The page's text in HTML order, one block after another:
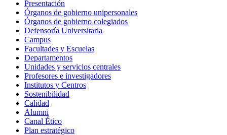
Presentación
Órganos de gobierno unipersonales
Órganos de gobierno colegiados
Defensoría Universitaria
Campus
Facultades y Escuelas
Departamentos
Unidades y servicios centrales
Profesores e investigadores
Institutos y Centros
Sostenibilidad
Calidad
Alumni
Canal Ético
Plan estratégico